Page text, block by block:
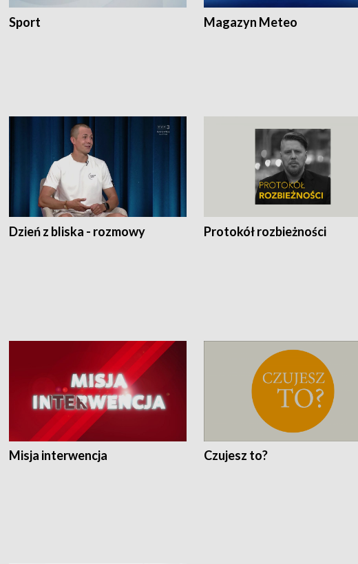
Sport Magazyn Meteo
Dzień z bliska - rozmowy Protokół rozbieżności
Misja interwencja Czujesz to?